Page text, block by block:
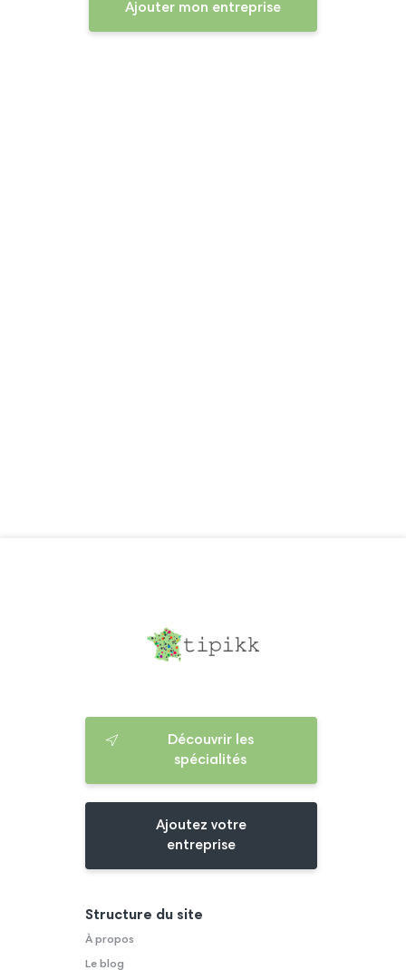
Ajouter mon entreprise
Découvrir les
spécialités
Ajoutez votre
entreprise
Structure du site
À propos
Le blog